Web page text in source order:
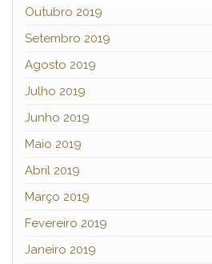
Outubro 2019
Setembro 2019
Agosto 2019
Julho 2019
Junho 2019
Maio 2019
Abril 2019
Março 2019
Fevereiro 2019
Janeiro 2019